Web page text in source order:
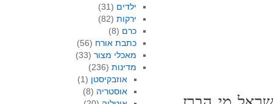
ילדים (31)
ירקות(82)
כרם (8)
כתבת אורח (56)
מאכלי מצור(33)
מדינות(236)
אוזבקיסטן (1)
אוסטריה (8)